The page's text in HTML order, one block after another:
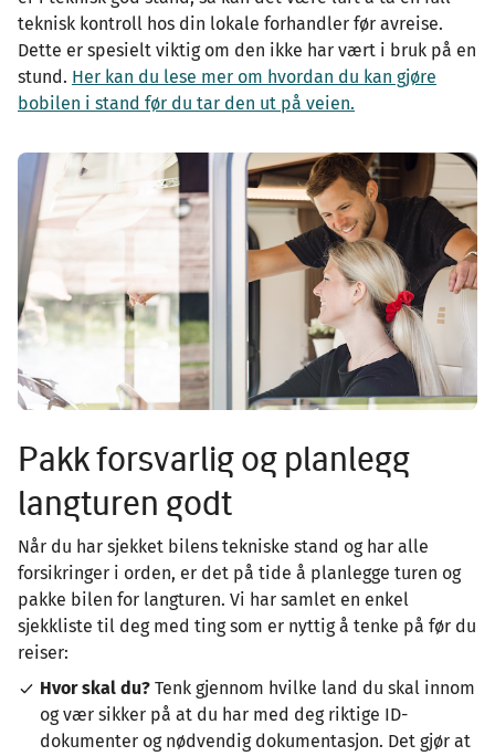
teknisk kontroll hos din lokale forhandler før avreise.
Dette er spesielt viktig om den ikke har vært i bruk på en
stund. Her kan du lese mer om hvordan du kan gjøre
bobilen i stand før du tar den ut på veien.
Image
Pakk forsvarlig og planlegg
langturen godt
Når du har sjekket bilens tekniske stand og har alle
forsikringer i orden, er det på tide å planlegge turen og
pakke bilen for langturen. Vi har samlet en enkel
sjekkliste til deg med ting som er nyttig å tenke på før du
reiser:
Hvor skal du? Tenk gjennom hvilke land du skal innom
og vær sikker på at du har med deg riktige ID-
dokumenter og nødvendig dokumentasjon. Det gjør at